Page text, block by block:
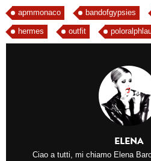
apmmonaco bandofgypsies
hermes outfit
ELENA
Ciao a tutti, mi chiamo Elena